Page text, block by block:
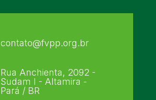
contato@fvpp.org.br
Rua Anchienta, 2092 -
Sudam I - Altamira -
Pará / BR